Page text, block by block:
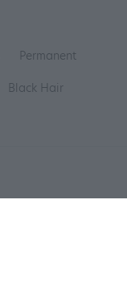
Permanent
Black Hair